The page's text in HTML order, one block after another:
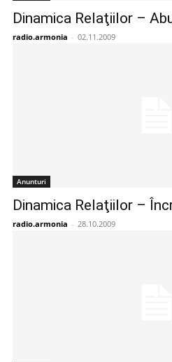
Dinamica Relaţiilor –
radio.armonia - 02.11.2009
Anunturi
Dinamica Relaţiilor –
radio.armonia - 28.10.2009